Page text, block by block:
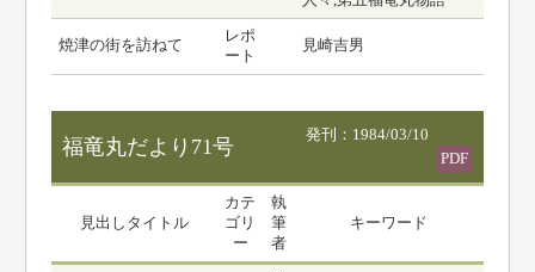
焼津の街を訪ねて
レポ
ート
見崎吉男
福竜丸だより71号
発刊：1984/03/10
PDF
見出しタイトル
カテ
ゴリ
ー
執
筆
者
キーワード